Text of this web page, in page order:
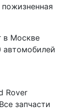
в Москве
Rover
запчасти